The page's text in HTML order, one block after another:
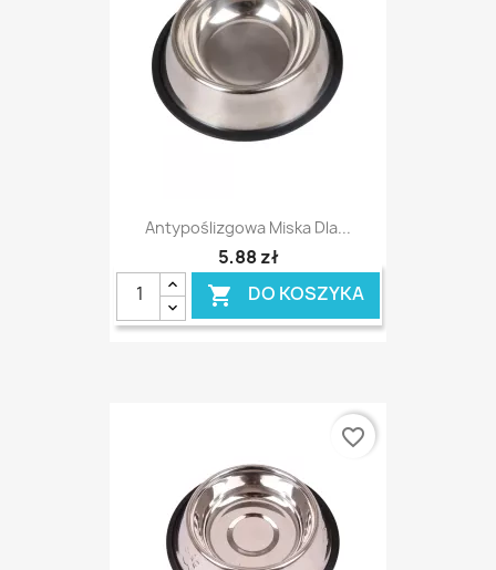
Antypoślizgowa Miska Dla...
5,88 zł
 DO KOSZYKA
favorite_border